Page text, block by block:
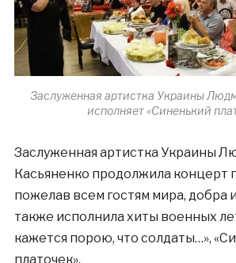
Заслуженная артистка Украины
исполняет «Синенький
Заслуженная артистка Украины
Касьяненко продолжила концерт
пожелав всем гостям мира, добра
также исполнила хиты военных
кажется порою, что солдаты…»,
платочек».